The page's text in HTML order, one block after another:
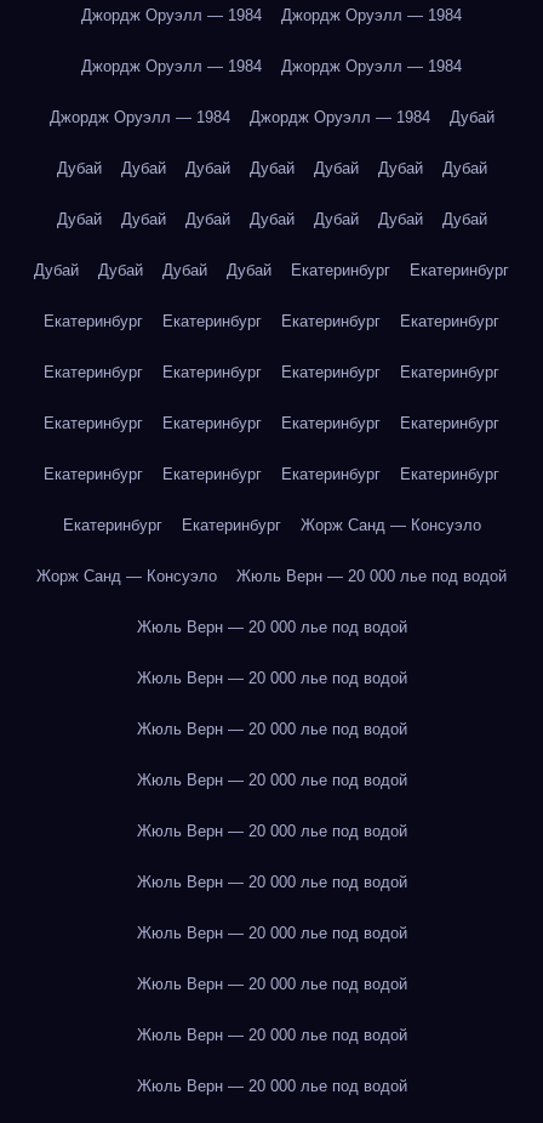
Джордж Оруэлл — 1984 Джордж Оруэлл — 1984
Джордж Оруэлл — 1984 Джордж Оруэлл — 1984
Джордж Оруэлл — 1984 Джордж Оруэлл — 1984 Дубай
Дубай Дубай Дубай Дубай Дубай Дубай Дубай
Дубай Дубай Дубай Дубай Дубай Дубай Дубай
Дубай Дубай Дубай Дубай Екатеринбург Екатеринбург
Екатеринбург Екатеринбург Екатеринбург Екатеринбург
Екатеринбург Екатеринбург Екатеринбург Екатеринбург
Екатеринбург Екатеринбург Екатеринбург Екатеринбург
Екатеринбург Екатеринбург Екатеринбург Екатеринбург
Екатеринбург Екатеринбург Жорж Санд — Консуэло
Жорж Санд — Консуэло Жюль Верн — 20 000 лье под водой
Жюль Верн — 20 000 лье под водой
Жюль Верн — 20 000 лье под водой
Жюль Верн — 20 000 лье под водой
Жюль Верн — 20 000 лье под водой
Жюль Верн — 20 000 лье под водой
Жюль Верн — 20 000 лье под водой
Жюль Верн — 20 000 лье под водой
Жюль Верн — 20 000 лье под водой
Жюль Верн — 20 000 лье под водой
Жюль Верн — 20 000 лье под водой